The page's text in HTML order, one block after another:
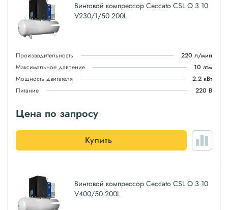
Винтовой компрессор Ceccato CSL O 3 10
V230/1/50 200L
Производительность
220 л/мин
Максимальное давление
10 атм
Мощность двигателя
2.2 кВт
Питание
220 В
Цена по запросу
Купить
Винтовой компрессор Ceccato CSL O 3 10
V400/50 200L